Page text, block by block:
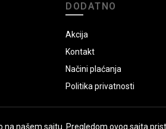
DODATNO
Akcija
Kontakt
Načini plaćanja
Politika privatnosti
našem sajtu. Pregledom ovog sajta